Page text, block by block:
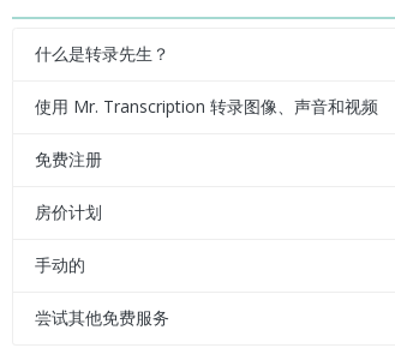
什么是转录先生？
使用 Mr. Transcription 转录图像、声音和视频
免费注册
房价计划
手动的
尝试其他免费服务